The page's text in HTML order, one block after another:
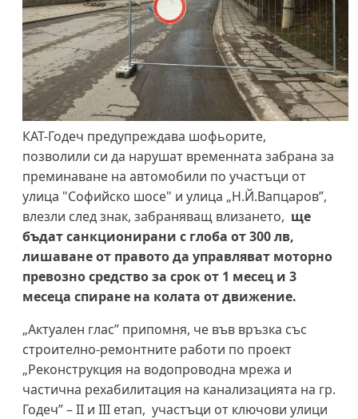
КАТ-Годеч предупреждава шофьорите,
позволили си да нарушат временната забрана за
преминаване на автомобили по участъци от
улица "Софийско шосе" и улица „Н.Й.Вапцаров”,
влезли след знак, забраняващ влизането, ще
бъдат санкционирани с глоба от 300 лв,
лишаване от правото да управляват моторно
превозно средство за срок от 1 месец и 3
месеца спиране на колата от движение.
„Актуален глас” припомня, че във връзка със
строително-ремонтните работи по проект
„Реконструкция на водопроводна мрежа и
частична рехабилитация на канализацията на гр.
Годеч” – II и III етап, участъци от ключови улици